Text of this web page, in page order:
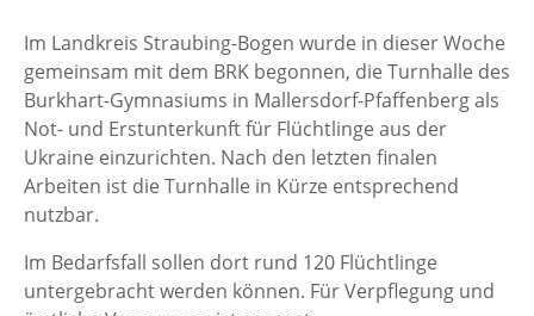
Im Landkreis Straubing-Bogen wurde in dieser Woche
gemeinsam mit dem BRK begonnen, die Turnhalle des
Burkhart-Gymnasiums in Mallersdorf-Pfaffenberg als
Not- und Erstunterkunft für Flüchtlinge aus der
Ukraine einzurichten. Nach den letzten finalen
Arbeiten ist die Turnhalle in Kürze entsprechend
nutzbar.
Im Bedarfsfall sollen dort rund 120 Flüchtlinge
untergebracht werden können. Für Verpflegung und